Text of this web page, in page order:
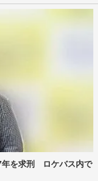
年を求刑 ロケバス内で